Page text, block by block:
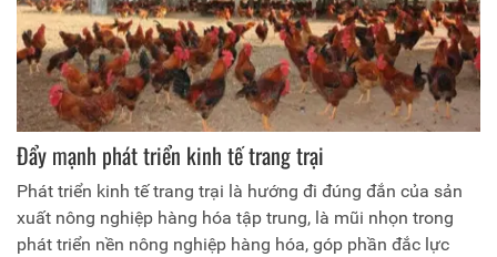
Đẩy mạnh phát triển kinh tế trang trại
Phát triển kinh tế trang trại là hướng đi đúng đắn của sản
xuất nông nghiệp hàng hóa tập trung, là mũi nhọn trong
phát triển nền nông nghiệp hàng hóa, góp phần đắc lực